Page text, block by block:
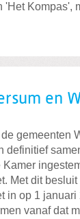
'Het Kompas',
en
gemeenten
definitief
Kamer
Met dit besluit
in op 1 januari
vanaf dat